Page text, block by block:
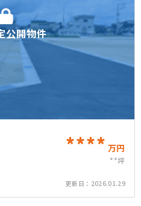
公開物件
**** 万円
**坪
更新日： 2026.01.29